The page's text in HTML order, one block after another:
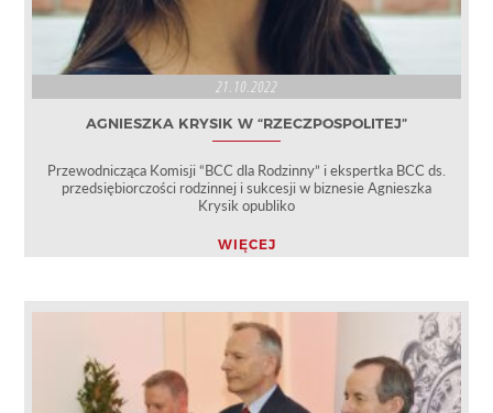
21.10.2022
AGNIESZKA KRYSIK W “RZECZPOSPOLITEJ”
Przewodnicząca Komisji “BCC dla Rodzinny” i ekspertka BCC ds.
przedsiębiorczości rodzinnej i sukcesji w biznesie Agnieszka
Krysik opubliko
WIĘCEJ